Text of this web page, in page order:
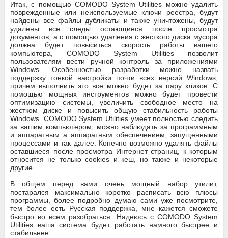
Итак, с помощью COMODO System Utilities можно удалить
поврежденные или неиспользуемые ключи реестра, будут
найдены все файлы дубликаты и также уничтожены, будут
удалены все следы остающиеся после просмотра
документов, а с помощью удаления с жесткого диска мусора
должна будет повыситься скорость работы вашего
компьютера, COMODO System Utilities позволит
пользователям вести ручной контроль за приложениями
Windows. Особенностью разработки можно назвать
поддержку тонкой настройки почти всех версий Windows,
причем выполнить это все можно будет за пару кликов. С
помощью мощных инструментов можно будет провести
оптимизацию системы, увеличить свободное место на
жестком диске и повысить общую стабильность работы
Windows. COMODO System Utilities умеет полностью следить
за вашим компьютером, можно наблюдать за программным
и аппаратным а аппаратным обеспечением, запущенными
процессами и так далее. Конечно возможно удалять файлы
оставшиеся после просмотра Интернет страниц, к которым
относится не только cookies и кеш, но также и некоторые
другие.
В общем перед вами очень мощный набор утилит,
постарался максимально коротко расписать всю плюсы
программы, более подробно думаю сами уже посмотрите,
тем более есть Русская поддержка, мне кажется сможете
быстро во всем разобраться. Надеюсь с COMODO System
Utilities ваша система будет работать намного быстрее и
стабильнее.